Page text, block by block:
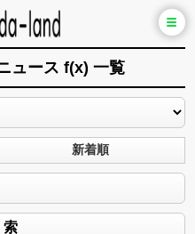
ュース f(x) 一覧
新着順